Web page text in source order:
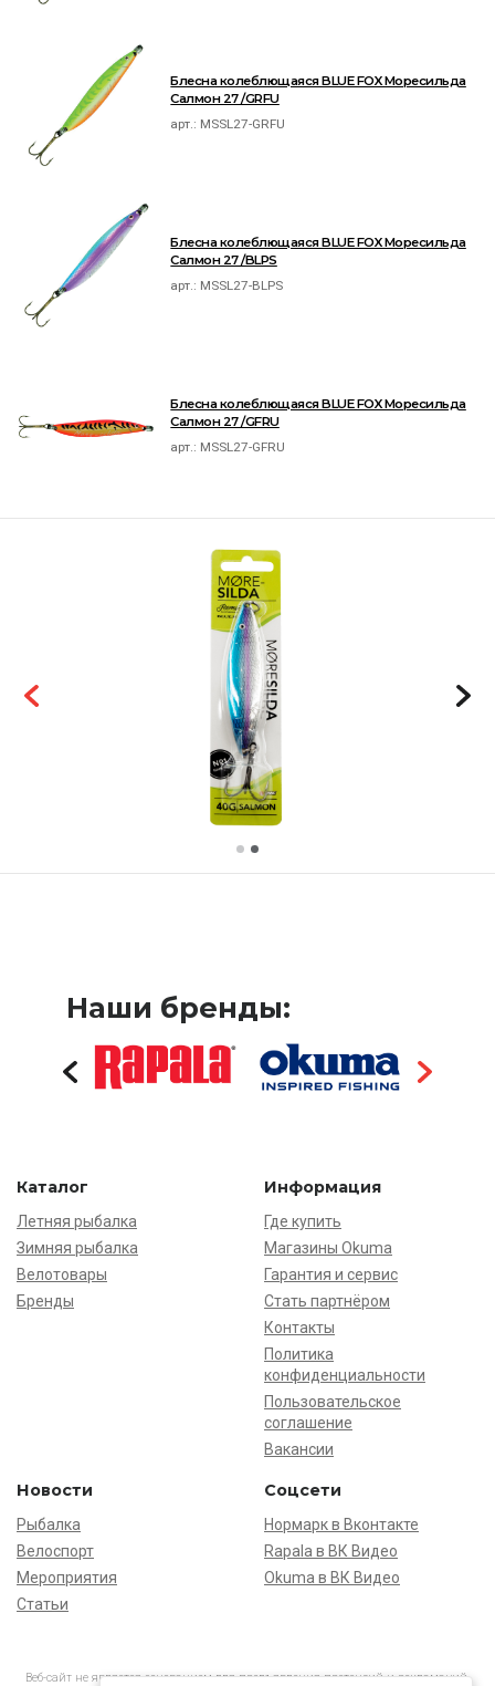
Блесна колеблющаяся BLUE FOX Моресильда
Салмон 27 /GRFU
арт.: MSSL27-GRFU
Блесна колеблющаяся BLUE FOX Моресильда
Салмон 27 /BLPS
арт.: MSSL27-BLPS
Блесна колеблющаяся BLUE FOX Моресильда
Салмон 27 /GFRU
арт.: MSSL27-GFRU
Наши бренды:
Каталог
Летняя рыбалка
Зимняя рыбалка
Велотовары
Бренды
Информация
Где купить
Магазины Okuma
Гарантия и сервис
Стать партнёром
Контакты
Политика
конфиденциальности
Пользовательское
соглашение
Вакансии
Новости
Рыбалка
Велоспорт
Мероприятия
Статьи
Соцсети
Нормарк в Вконтакте
Rapala в ВК Видео
Okuma в ВК Видео
Веб-сайт не является основанием для предъявления претензий и рекламаций,